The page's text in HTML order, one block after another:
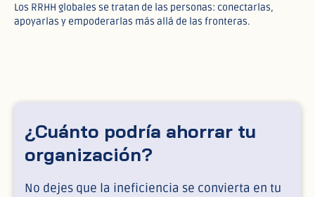
Los RRHH globales se tratan de las personas: conectarlas,
apoyarlas y empoderarlas más allá de las fronteras.
¿Cuánto podría ahorrar tu
organización?
No dejes que la ineficiencia se convierta en tu